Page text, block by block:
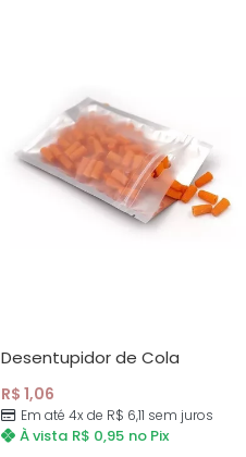
Desentupidor de Cola
R$ 1,06
Em até 4x de R$ 6,11 sem juros
À vista R$ 0,95 no Pix